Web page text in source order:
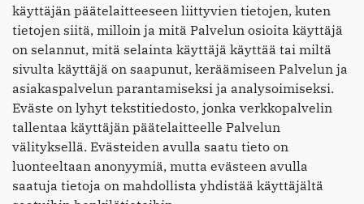
käyttäjän päätelaitteeseen liittyvien tietojen, kuten
tietojen siitä, milloin ja mitä Palvelun osioita käyttäjä
on selannut, mitä selainta käyttäjä käyttää tai miltä
sivulta käyttäjä on saapunut, keräämiseen Palvelun ja
asiakaspalvelun parantamiseksi ja analysoimiseksi.
Eväste on lyhyt tekstitiedosto, jonka verkkopalvelin
tallentaa käyttäjän päätelaitteelle Palvelun
välityksellä. Evästeiden avulla saatu tieto on
luonteeltaan anonyymiä, mutta evästeen avulla
saatuja tietoja on mahdollista yhdistää käyttäjältä